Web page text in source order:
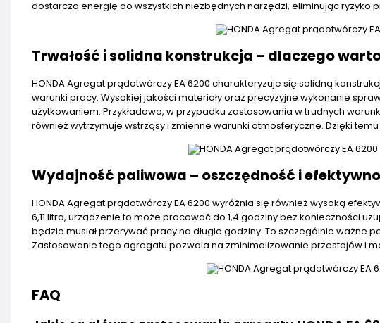
dostarcza energię do wszystkich niezbędnych narzędzi, eliminując ryzyko
Trwałość i solidna konstrukcja – dlaczego warto
HONDA Agregat prądotwórczy EA 6200 charakteryzuje się solidną
warunki pracy. Wysokiej jakości materiały oraz precyzyjne wykonanie
użytkowaniem. Przykładowo, w przypadku zastosowania w trudnych
również wytrzymuje wstrząsy i zmienne warunki atmosferyczne. Dzięki
Wydajność paliwowa – oszczędność i
HONDA Agregat prądotwórczy EA 6200 wyróżnia się również wysoką
6,11 litra, urządzenie to może pracować do 1,4 godziny bez konieczności
będzie musiał przerywać pracy na długie godziny. To szczególnie ważne
Zastosowanie tego agregatu pozwala na zminimalizowanie przestojów i
FAQ